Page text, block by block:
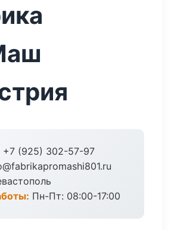
+7 (925) 302-57-97
Пн-Пт: 08:00-17:00